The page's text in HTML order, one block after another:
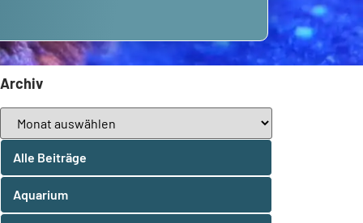
Archiv
Alle Beiträge
Aquarium